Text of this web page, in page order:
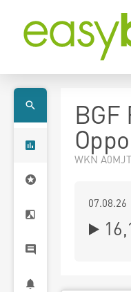
BGF
WKN
07.08.26